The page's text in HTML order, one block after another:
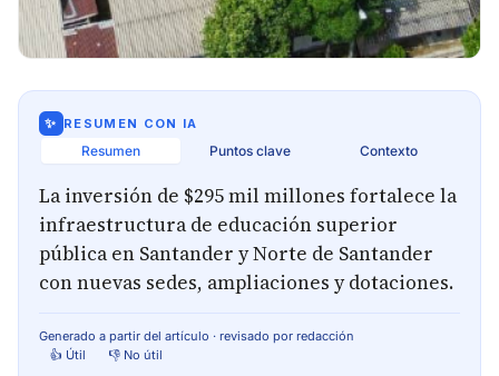
✨ RESUMEN CON IA
Resumen Puntos clave Contexto
La inversión de $295 mil millones fortalece la
infraestructura de educación superior
pública en Santander y Norte de Santander
con nuevas sedes, ampliaciones y dotaciones.
Generado a partir del artículo · revisado por redacción
👍 Útil
👎 No útil